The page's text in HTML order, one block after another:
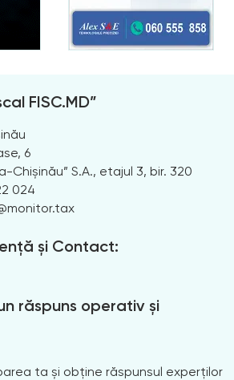
FISC.MD”
6
Chișinău” S.A., etajul 3, bir. 320
024
și Contact:
răspuns operativ și
ta și obține răspunsul experților